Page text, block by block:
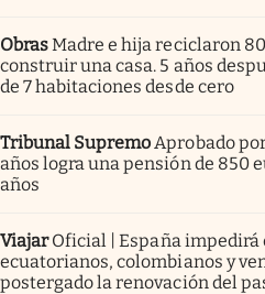
ObrasMadre e hija reciclaron
construir una casa. 5 años
de 7 habitaciones desde cero
Tribunal Supremo Aprobado
años logra una pensión de 850
años
Viajar Oficial | España impedirá
ecuatorianos, colombianos y
postergado la renovación del